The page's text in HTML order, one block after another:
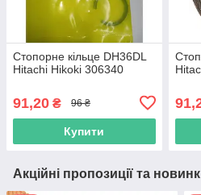
Стопорне кільце DH36DL
Hitachi Hikoki 306340
91,20 ₴ 96 ₴
Купити
Акційні пропозиції та